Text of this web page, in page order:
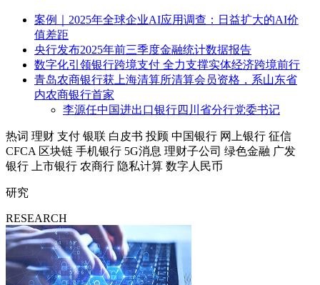
案例｜2025年全球企业AI应用调查：日益扩大的AI价
值差距
央行发布2025年前三季度金融统计数据报告
数字化引领银行跨境支付 全力支撑实体经济跨境前行
青岛农商银行获上海清算所清算会员资格，系山东省
内农商银行首家
李源任中国进出口银行四川省分行党委书记
热词 理财 支付 银联 白皮书 投顾 中国银行 网上银行 征信
CFCA 区块链 手机银行 5G消息 理财子公司 绿色金融 广发
银行
上市银行 农商行 隐私计算 数字人民币
研究
RESEARCH